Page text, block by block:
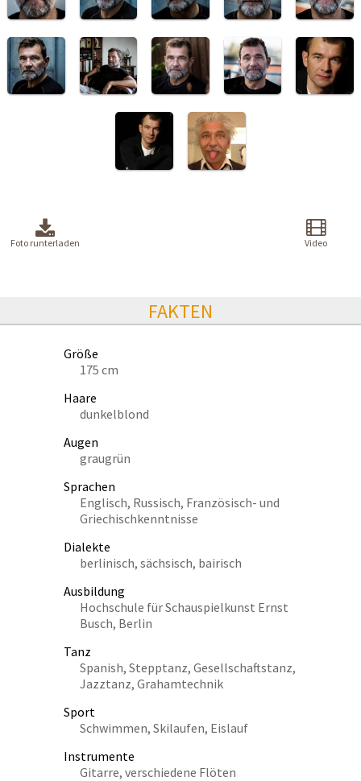
Foto runterladen Video
FAKTEN
Größe
175 cm
Haare
dunkelblond
Augen
graugrün
Sprachen
Englisch, Russisch, Französisch- und
Griechischkenntnisse
Dialekte
berlinisch, sächsisch, bairisch
Ausbildung
Hochschule für Schauspielkunst Ernst
Busch, Berlin
Tanz
Spanish, Stepptanz, Gesellschaftstanz,
Jazztanz, Grahamtechnik
Sport
Schwimmen, Skilaufen, Eislauf
Instrumente
Gitarre, verschiedene Flöten